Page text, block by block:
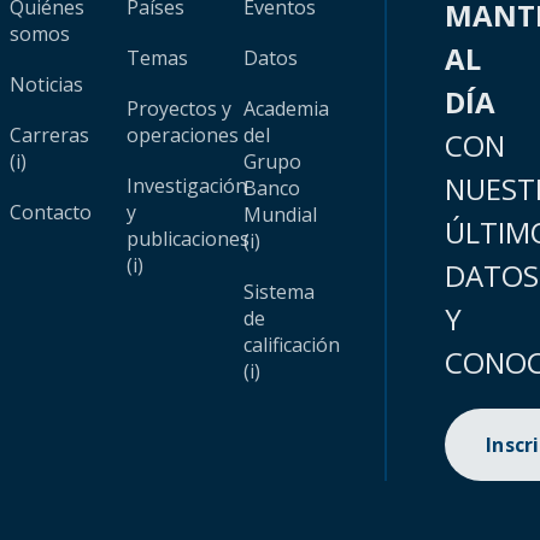
Quiénes
somos
Noticias
Carreras
(i)
Contacto
Países
Temas
Proyectos y
operaciones
Investigación
y
publicaciones
(i)
Eventos
Datos
Academia
del
Grupo
Banco
Mundial
(i)
Sistema
de
calificación
(i)
AL
DÍA
CON
DATOS
Y